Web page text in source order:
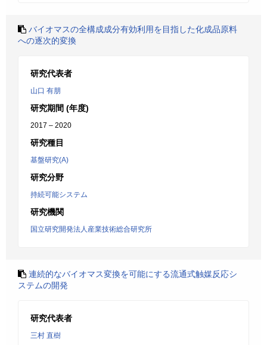
バイオマスの全構成成分有効利用を目指した化成品原料
への逐次的変換
研究代表者
山口 有朋
研究期間 (年度)
2017 – 2020
研究種目
基盤研究(A)
研究分野
持続可能システム
研究機関
国立研究開発法人産業技術総合研究所
連続的なバイオマス変換を可能にする流通式触媒反応シ
ステムの開発
研究代表者
三村 直樹